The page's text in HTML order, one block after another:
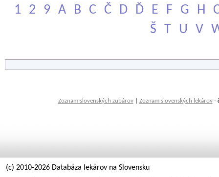
1 2 9 A B C Č D Ď E F G H
Š
T U V
Zoznam slovenských zubárov| Zoznam slovenských lekárov-
(c) 2010-2026 Databáza lekárov na Slovensku